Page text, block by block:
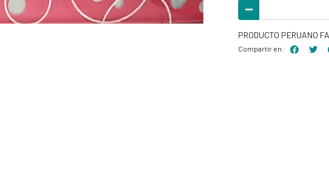
PRODUCTO PERUANO
Compartir en: